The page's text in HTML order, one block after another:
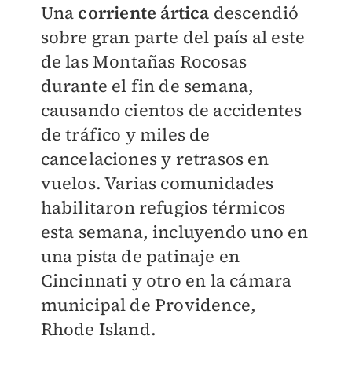
Una corriente ártica descendió
sobre gran parte del país al este
de las Montañas Rocosas
durante el fin de semana,
causando cientos de accidentes
de tráfico y miles de
cancelaciones y retrasos en
vuelos. Varias comunidades
habilitaron refugios térmicos
esta semana, incluyendo uno en
una pista de patinaje en
Cincinnati y otro en la cámara
municipal de Providence,
Rhode Island.